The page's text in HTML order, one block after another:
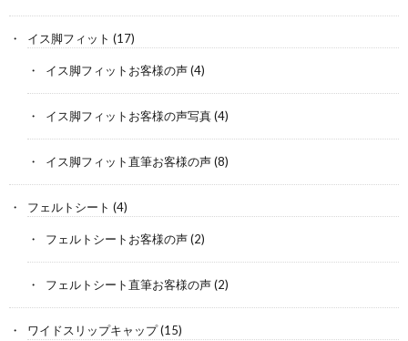
イス脚フィット (17)
イス脚フィットお客様の声(4)
イス脚フィットお客様の声写真(4)
イス脚フィット直筆お客様の声(8)
フェルトシート (4)
フェルトシートお客様の声(2)
フェルトシート直筆お客様の声(2)
ワイドスリップキャップ(15)